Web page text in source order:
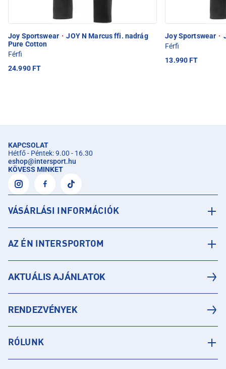
Joy Sportswear · JOY N Marcus ffi. nadrág
Pure Cotton
Férfi
24.990 FT
Joy Sportswear ·
Férfi
13.990 FT
KAPCSOLAT
Hétfő - Péntek: 9.00 - 16.30
eshop@intersport.hu
KÖVESS MINKET
VÁSÁRLÁSI INFORMÁCIÓK
AZ ÉN INTERSPORTOM
AKTUÁLIS AJÁNLATOK
RENDEZVÉNYEK
RÓLUNK